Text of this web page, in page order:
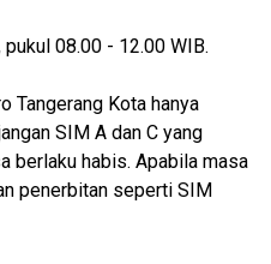
08.00 - 12.00 WIB.
Tangerang Kota hanya
SIM A dan C yang
berlaku habis. Apabila masa
penerbitan seperti SIM